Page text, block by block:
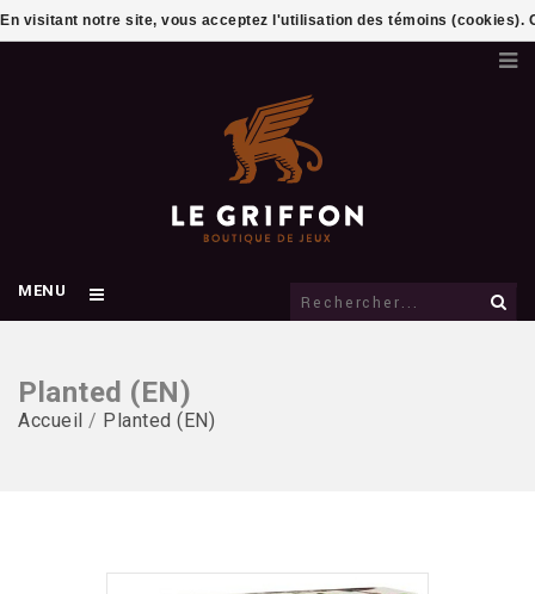
MENU
Planted (EN)
Accueil / Planted (EN)
En visitant notre site, vous acceptez l'utilisation des témoins